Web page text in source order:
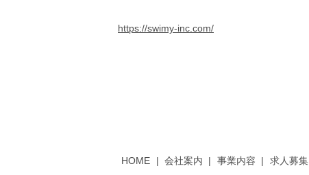
https://swimy-inc.com/
HOME 会社案内 事業内容 求人募集